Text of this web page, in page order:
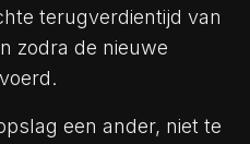
terugverdientijd van
zodra de nieuwe
een ander, niet te